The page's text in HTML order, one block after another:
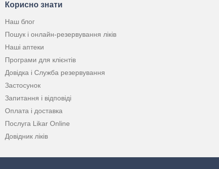
Корисно знати
Наш блог
Пошук і онлайн-резервування ліків
Наші аптеки
Програми для клієнтів
Довідка і Служба резервування
Застосунок
Запитання і відповіді
Оплата і доставка
Послуга Likar Online
Довідник ліків